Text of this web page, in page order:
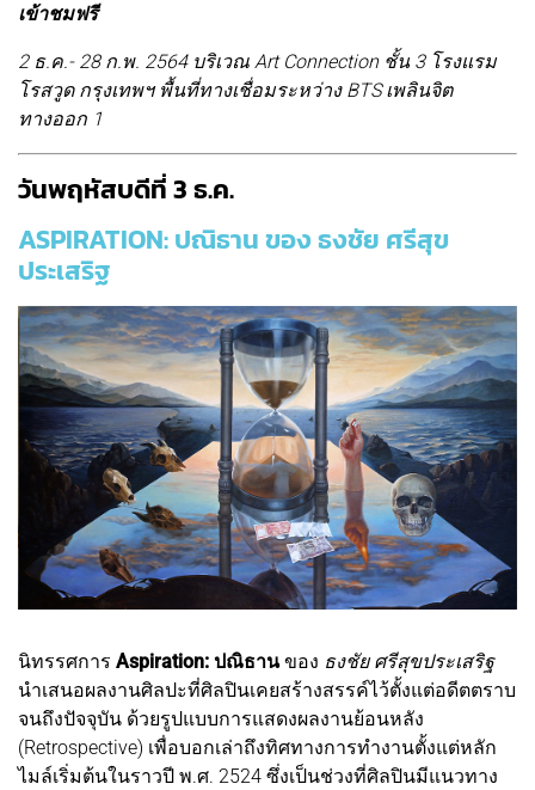
เข้าชมฟรี
2 ธ.ค.- 28 ก.พ. 2564 บริเวณ Art Connection ชั้น 3 โรงแรม
โรสวูด กรุงเทพฯ พื้นที่ทางเชื่อมระหว่าง BTS เพลินจิต
ทางออก 1
วันพฤหัสบดีที่ 3 ธ.ค.
ASPIRATION: ปณิธาน ของ ธงชัย ศรีสุข
ประเสริฐ
นิทรรศการ Aspiration: ปณิธานของ ธงชัย ศรีสุขประเสริฐ
นำเสนอผลงานศิลปะที่ศิลปินเคยสร้างสรรค์ไว้ตั้งแต่อดีตตราบ
จนถึงปัจจุบัน ด้วยรูปแบบการแสดงผลงานย้อนหลัง
(Retrospective) เพื่อบอกเล่าถึงทิศทางการทำงานตั้งแต่หลัก
ไมล์เริ่มต้นในราวปี พ.ศ. 2524 ซึ่งเป็นช่วงที่ศิลปินมีแนวทาง